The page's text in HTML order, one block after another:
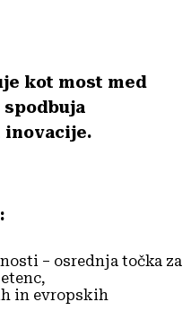
kot most med
inovacije.
– osrednja točka za
in evropskih